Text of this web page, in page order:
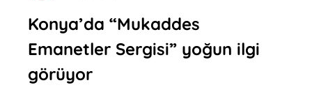
Konya’da “Mukaddes
Emanetler Sergisi” yoğun ilgi
görüyor